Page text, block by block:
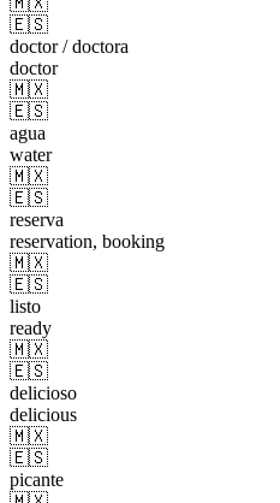
🇪🇸
doctor / doctora
doctor
🇲🇽
🇪🇸
agua
water
🇲🇽
🇪🇸
reserva
reservation, booking
🇲🇽
🇪🇸
listo
ready
🇲🇽
🇪🇸
delicioso
delicious
🇲🇽
🇪🇸
picante